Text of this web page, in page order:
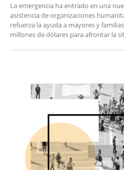
La emergencia ha entrado en una
asistencia de organizaciones
refuerza la ayuda a mayores y
millones de dólares para afrontar la